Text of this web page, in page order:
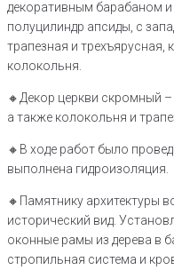
декоративным барабаном
полуцилиндр апсиды, с
трапезная и трехъярусная,
колокольня.
🔸Декор церкви скромный
а также колокольня и
🔸В ходе работ было
выполнена гидроизоляция.
🔸Памятнику архитектуры
исторический вид.
оконные рамы из дерева в
стропильная система и